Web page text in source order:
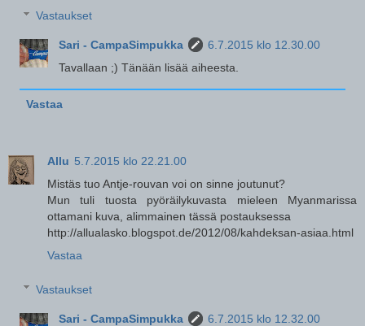
Vastaukset
Sari - CampaSimpukka
6.7.2015 klo 12.30.00
Tavallaan ;) Tänään lisää aiheesta.
Vastaa
Allu 5.7.2015 klo 22.21.00
Mistäs tuo Antje-rouvan voi on sinne joutunut?
Mun tuli tuosta pyöräilykuvasta mieleen Myanmarissa
ottamani kuva, alimmainen tässä postauksessa
http://allualasko.blogspot.de/2012/08/kahdeksan-asiaa.html
Vastaa
Vastaukset
Sari - CampaSimpukka
6.7.2015 klo 12.32.00